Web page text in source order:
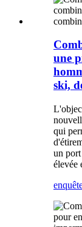
une
ski,
qui
un
élevée